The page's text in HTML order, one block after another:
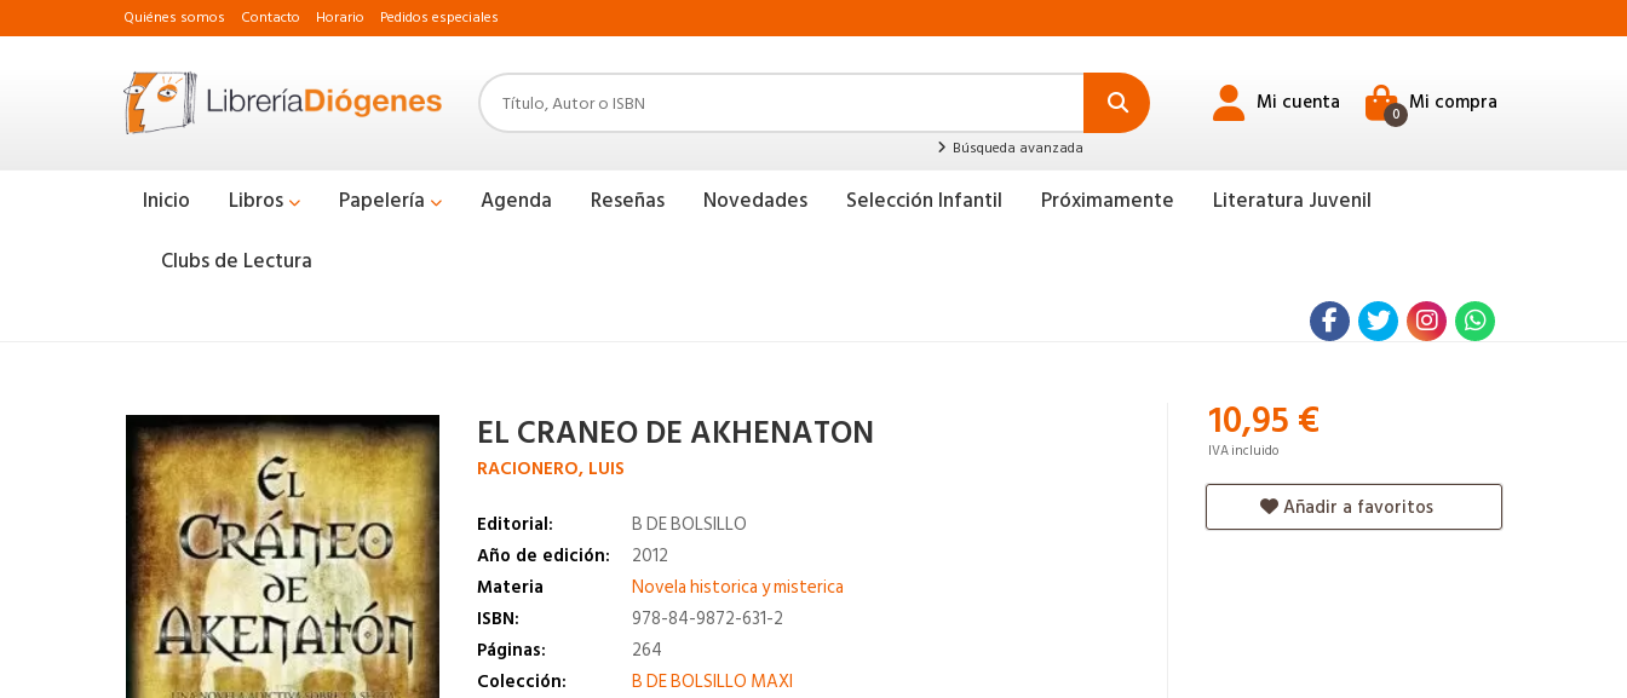
Quiénes somos Contacto Horario Pedidos especiales
Búsqueda avanzada
Mi cuenta Mi compra
0
Inicio Libros Papelería Agenda Reseñas Novedades Selección Infantil Próximamente
Literatura Juvenil
Clubs de Lectura
EL CRANEO DE AKHENATON
RACIONERO, LUIS
Editorial:
B DE BOLSILLO
Año de edición:
2012
Materia
Novela historica y misterica
ISBN:
978-84-9872-631-2
Páginas:
264
Colección:
B DE BOLSILLO MAXI
10,95 €
IVA incluido
Añadir a favoritos